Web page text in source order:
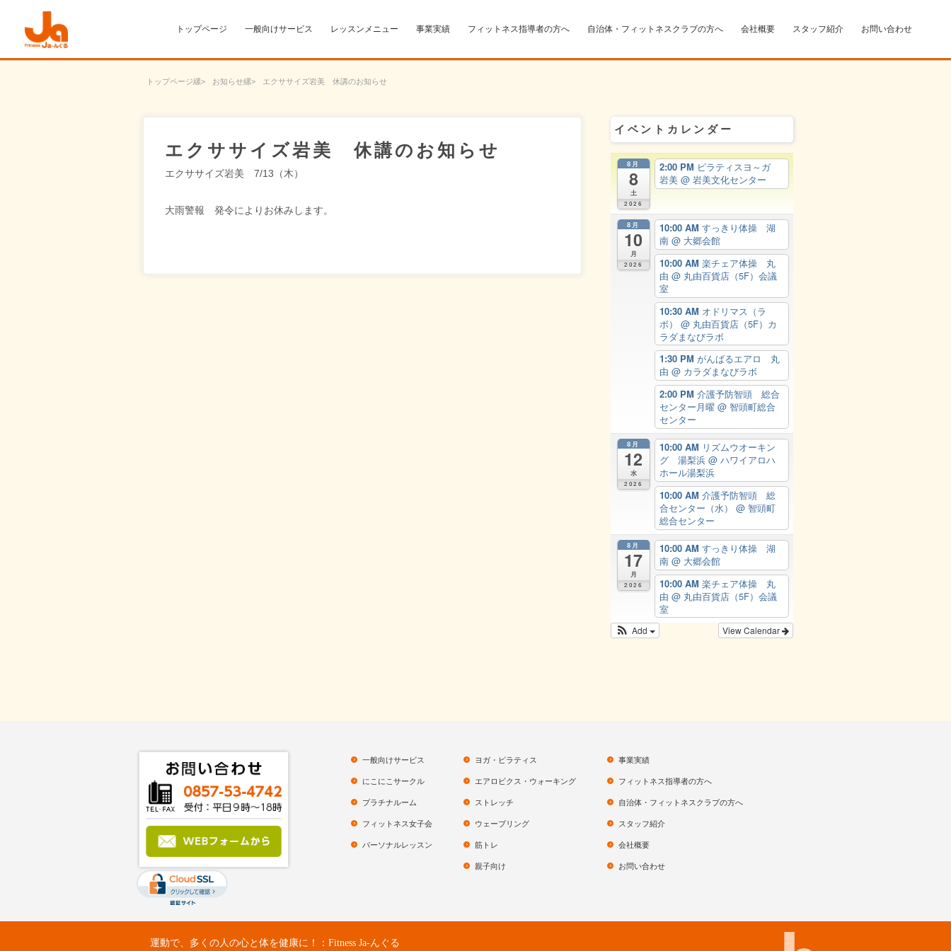
トップページ 一般向けサービス レッスンメニュー 事業実績 フィットネス指導者の方へ 自治体・フィットネスクラブの方へ 会社概要 スタッフ紹介 お問い合わせ
トップページ お知らせ エクササイズ岩美 休講のお知らせ
エクササイズ岩美 休講のお知らせ
エクササイズ岩美 7/13（木）
大雨警報 発令によりお休みします。
イベントカレンダー
8月
8
土
2026
2:00 PM ピラティスヨ～ガ
岩美 @ 岩美文化センター
8月
10
月
2026
10:00 AM すっきり体操 湖
南 @ 大郷会館
10:00 AM 楽チェア体操 丸
由 @ 丸由百貨店（5F）会議
室
10:30 AM オドリマス（ラ
ボ） @ 丸由百貨店（5F）カ
ラダまなびラボ
1:30 PM がんばるエアロ 丸
由 @ カラダまなびラボ
2:00 PM 介護予防智頭 総合
センター月曜 @ 智頭町総合
センター
8月
12
水
2026
10:00 AM リズムウオーキン
グ 湯梨浜 @ ハワイアロハ
ホール湯梨浜
10:00 AM 介護予防智頭 総
合センター（水） @ 智頭町
総合センター
8月
17
月
2026
10:00 AM すっきり体操 湖
南 @ 大郷会館
10:00 AM 楽チェア体操 丸
由 @ 丸由百貨店（5F）会議
室
View Calendar
Add
一般向けサービス
にこにこサークル
プラチナルーム
フィットネス女子会
パーソナルレッスン
ヨガ・ピラティス
エアロビクス・ウォーキング
ストレッチ
ウェーブリング
筋トレ
親子向け
事業実績
フィットネス指導者の方へ
自治体・フィットネスクラブの方へ
スタッフ紹介
会社概要
お問い合わせ
運動で、多くの人の心と体を健康に！：Fitness Ja-んぐる